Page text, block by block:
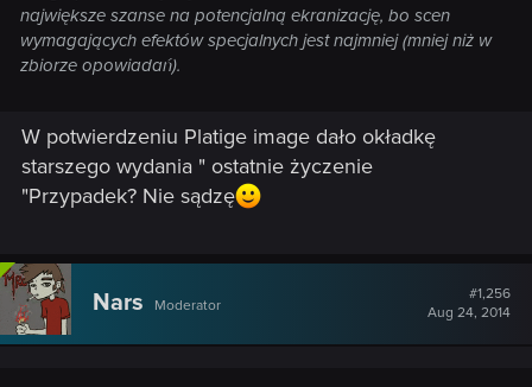
największe szanse na potencjalną ekranizację, bo scen
wymagających efektów specjalnych jest najmniej (mniej niż w
zbiorze opowiadań).
W potwierdzeniu Platige image dało okładkę
starszego wydania " ostatnie życzenie
"Przypadek? Nie sądzę
Nars Moderator
#1,256
Aug 24, 2014